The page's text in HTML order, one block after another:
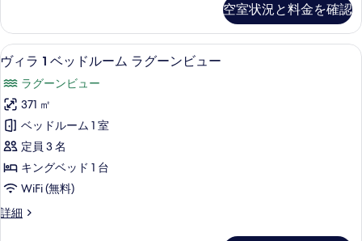
写
真
を
表
示
す
る
ガ
ー
デ
ン
ビ
ュ
ー
の
す
べ
プ
ー
ル
ガ
ー
ン
ビ
ー
の
詳
細
ガ
ー
デ
ン
ビ
ュ
ー
(Gardenia
Villa)
の
す
ベ
ッ
ド
ル
ー
ム
ガ
ー
デ
ン
ビ
ュ
(Gardenia
空室状況と料金を確認
ヴ
ィ
ラ
1
ベ
ッ
ド
ル
ー
ヴィラ 1 ベッドルーム ラグーンビュ
7
ヴィラ 1 ベッドルーム ラグーンビュー
ラグーンビュー
371 ㎡
ベッドルーム 1 室
定員 3 名
キングベッド 1 台
WiFi (無料)
詳細
ヴ